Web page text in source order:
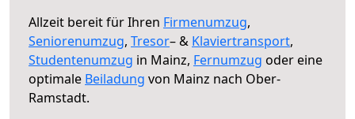
Allzeit bereit für Ihren Firmenumzug,
Seniorenumzug, Tresor– & Klaviertransport,
Studentenumzug in Mainz, Fernumzug oder eine
optimale Beiladung von Mainz nach Ober-
Ramstadt.